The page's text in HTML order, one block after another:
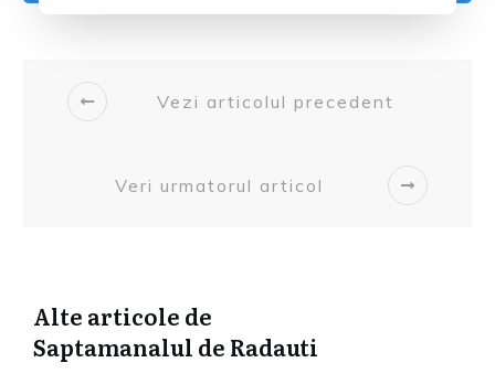
Vezi articolul precedent
Veri urmatorul articol
Alte articole de
Saptamanalul de Radauti